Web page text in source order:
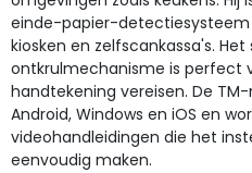
einde-papier-detectiesysteem
kiosken en zelfscankassa's. Het
ontkrulmechanisme is perfect
handtekening vereisen. De
Android, Windows en iOS en
videohandleidingen die het
eenvoudig maken.